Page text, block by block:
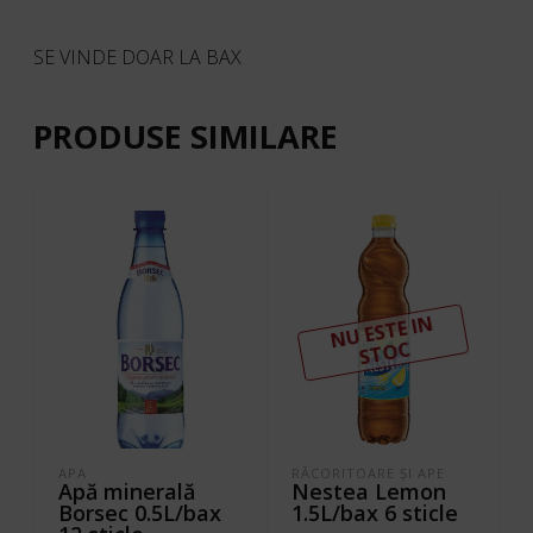
SE VINDE DOAR LA BAX
PRODUSE SIMILARE
APA
Apă minerală
Borsec 0.5L/bax
N
U ESTE I
N
ST
OC
RĂCORITOARE ŞI APE
Nestea Lemon
1.5L/bax 6 sticle